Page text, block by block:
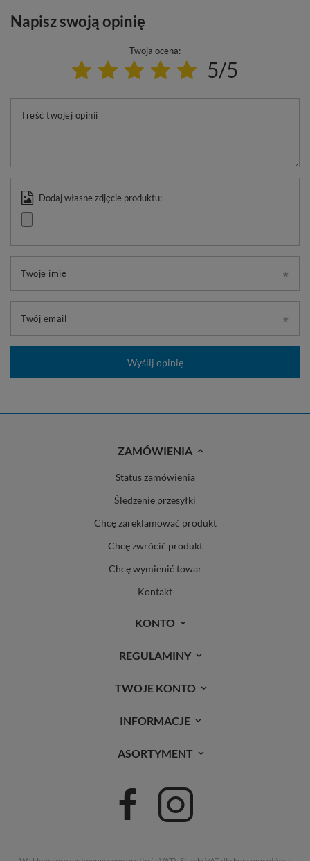
Napisz swoją opinię
Twoja ocena:
5/5
Treść twojej opinii
Dodaj własne zdjęcie produktu:
Twoje imię
Twój email
Wyślij opinię
ZAMÓWIENIA
Status zamówienia
Śledzenie przesyłki
Chcę zareklamować produkt
Chcę zwrócić produkt
Chcę wymienić towar
Kontakt
KONTO
REGULAMINY
TWOJE KONTO
INFORMACJE
ASORTYMENT